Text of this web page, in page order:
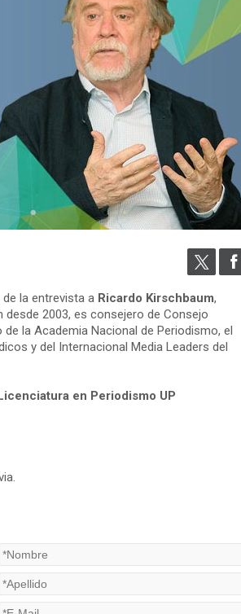
la entrevista a Ricardo Kirschbaum,
2003, es consejero de Consejo
la Academia Nacional de Periodismo, el
y del Internacional Media Leaders del
en Periodismo UP